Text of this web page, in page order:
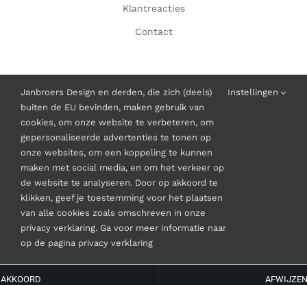
Klantreacties
Contact
Algemene Voorwaarden
© Copyright2026 | Janbroers Design
Janbroers Design en derden, die zich (deels)
buiten de EU bevinden, maken gebruik van
cookies, om onze website te verbeteren, om
gepersonaliseerde advertenties te tonen op
onze websites, om een koppeling te kunnen
maken met social media, en om het verkeer op
de website te analyseren. Door op akkoord te
klikken, geef je toestemming voor het plaatsen
van alle cookies zoals omschreven in onze
privacy verklaring. Ga voor meer informatie naar
op de pagina privacy verklaring
Instellingen
AKKOORD AFWIJZEN